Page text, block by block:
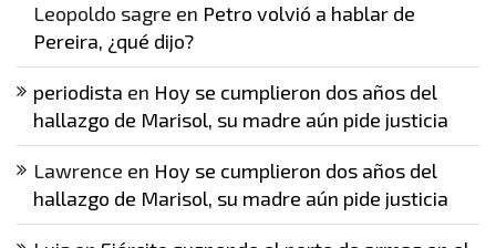
Leopoldo sagre en Petro volvió a hablar de
Pereira, ¿qué dijo?
periodista en Hoy se cumplieron dos años del
hallazgo de Marisol, su madre aún pide justicia
Lawrence en Hoy se cumplieron dos años del
hallazgo de Marisol, su madre aún pide justicia